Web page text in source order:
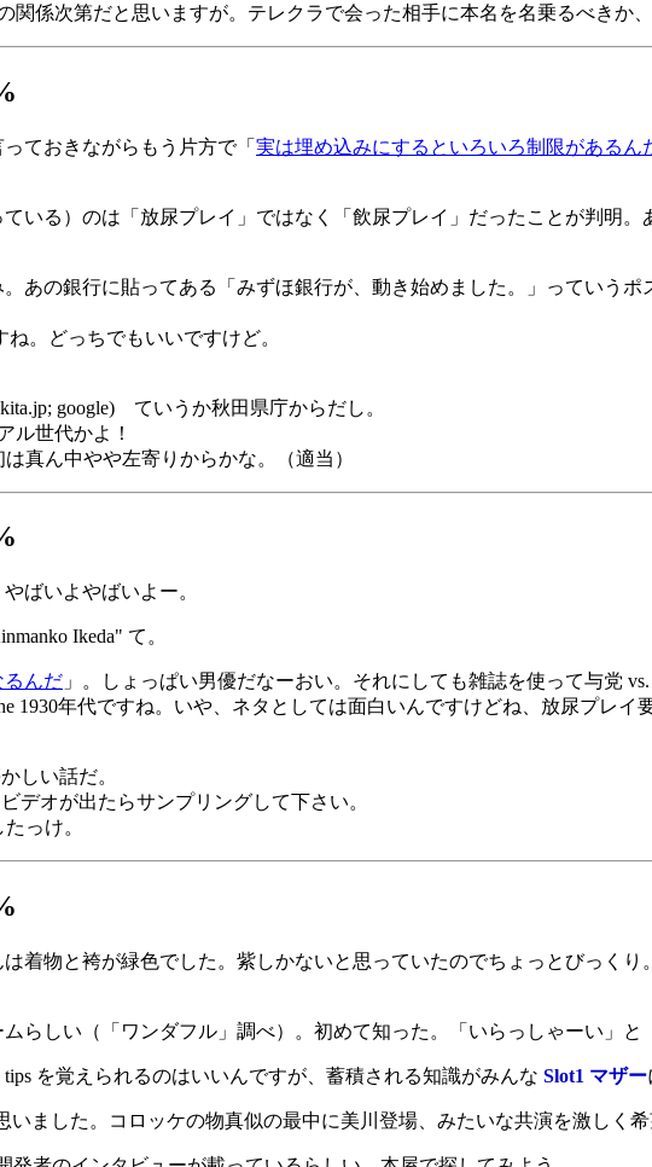
関係次第だと思いますが。テレクラで会った相手に本名を名乗るべきか
っておきながらもう片方で「 実は埋め込みにするといろいろ制限があるん
いる）のは「放尿プレイ」ではなく「飲尿プレイ」だったことが判明。
あの銀行に貼ってある「みずほ銀行が、動き始めました。」っていう
。どっちでもいいですけど。
google) ていうか秋田県庁からだし。
ル世代かよ！
真ん中やや左寄りからかな。（適当）
ばいよやばいよー。
Ikeda" て。
るんだ 」。しょっぱい男優だなーおい。それにしても雑誌を使って与党
1930年代ですね。いや、ネタとしては面白いんですけどね、放尿プレイ
しい話だ。
デオが出たらサンプリングして下さい。
っけ。
着物と袴が緑色でした。紫しかないと思っていたのでちょっとびっくり。
らしい（「ワンダフル」調べ）。初めて知った。「いらっしゃーい」
を覚えられるのはいいんですが、蓄積される知識がみんな Slot1 マザー
いました。コロッケの物真似の最中に美川登場、みたいな共演を激しく希